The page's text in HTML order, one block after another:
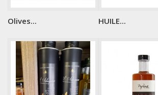
Olives... HUILE...